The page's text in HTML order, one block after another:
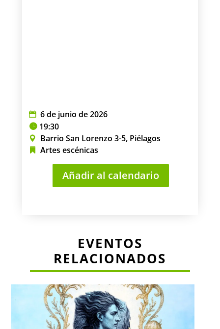
6 de junio de 2026
19:30
Barrio San Lorenzo 3-5, Piélagos
Artes escénicas
Añadir al calendario
EVENTOS
RELACIONADOS